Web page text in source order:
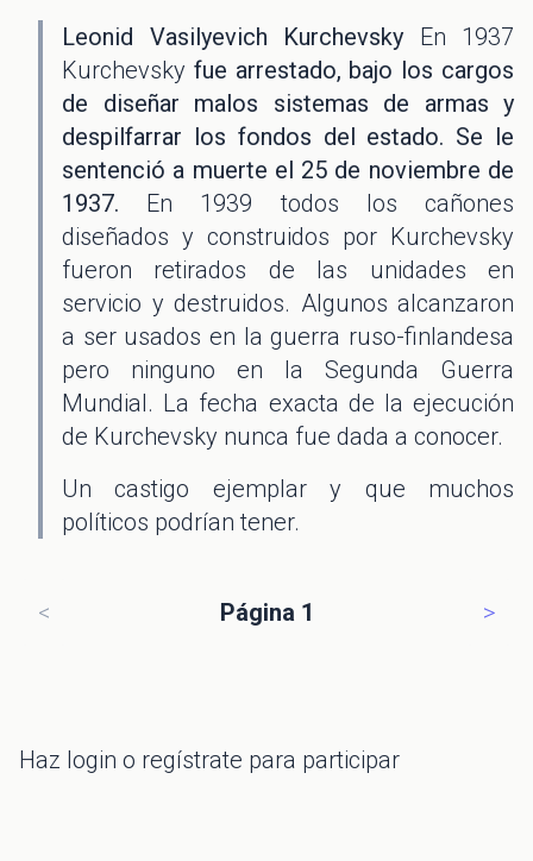
Leonid Vasilyevich Kurchevsky En 1937
Kurchevsky fue arrestado, bajo los cargos
de diseñar malos sistemas de armas y
despilfarrar los fondos del estado. Se le
sentenció a muerte el 25 de noviembre de
1937. En 1939 todos los cañones
diseñados y construidos por Kurchevsky
fueron retirados de las unidades en
servicio y destruidos. Algunos alcanzaron
a ser usados en la guerra ruso-finlandesa
pero ninguno en la Segunda Guerra
Mundial. La fecha exacta de la ejecución
de Kurchevsky nunca fue dada a conocer.
Un castigo ejemplar y que muchos
políticos podrían tener.
< Página 1 >
Haz login o regístrate para participar